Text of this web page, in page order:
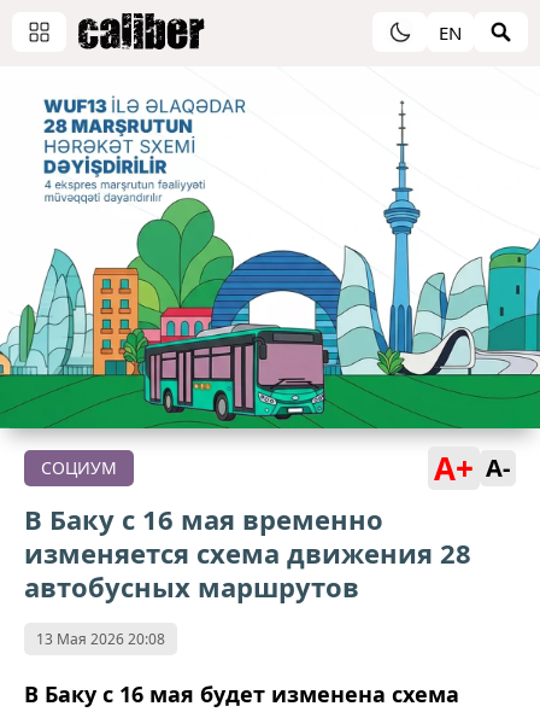
EN
СОЦИУМ A+ A-
В Баку с 16 мая временно
изменяется схема движения 28
автобусных маршрутов
13 Мая 2026 20:08
В Баку с 16 мая будет изменена схема